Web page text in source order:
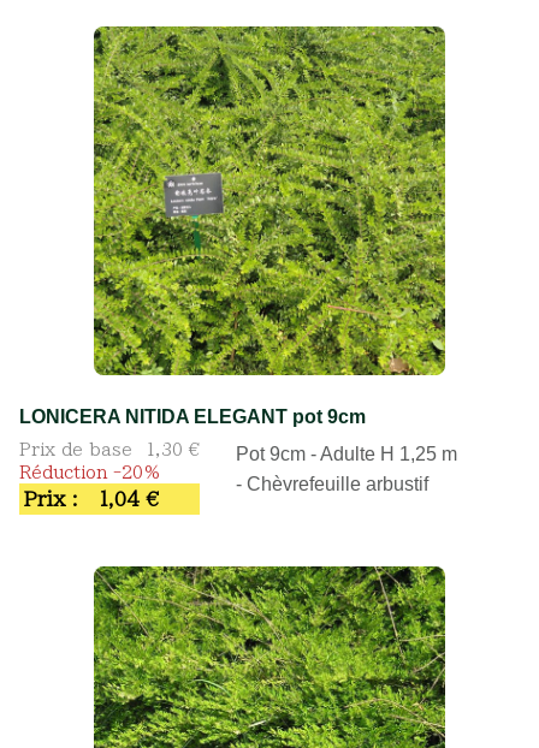
LONICERA NITIDA ELEGANT pot 9cm
Prix de base
1,30 €
Réduction -20%
Prix : 1,04 €
Pot 9cm - Adulte H 1,25 m
- Chèvrefeuille arbustif